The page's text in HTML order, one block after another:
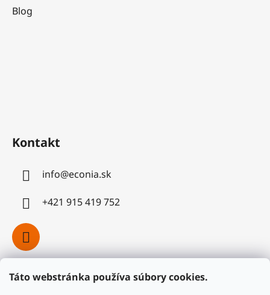
Táto webstránka používa súbory cookies.
Blog
Kontakt
info@econia.sk
+421 915 419 752
Facebook